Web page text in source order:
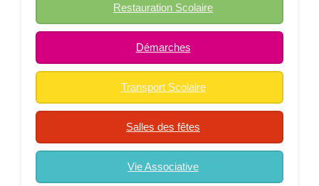
Restauration Scolaire
Démarches
Transport Scolaire
Salles des fêtes
Vie Associative